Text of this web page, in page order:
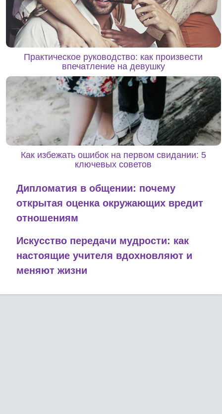
Практическое руководство: как произвести
впечатление на девушку
Как избежать ошибок на первом свидании: 5
ключевых советов
Дипломатия в общении: почему
открытая оценка окружающих вредит
отношениям
Искусство передачи мудрости: как
настоящие учителя вдохновляют и
меняют жизни